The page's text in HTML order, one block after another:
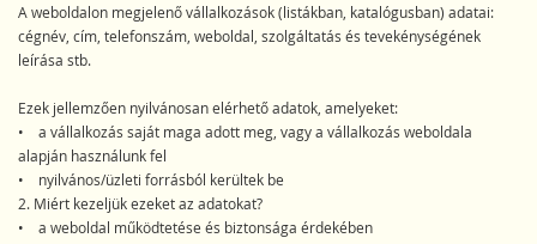
A weboldalon megjelenő vállalkozások (listákban, katalógusban) adatai:
cégnév, cím, telefonszám, weboldal, szolgáltatás és tevekénységének
leírása stb.
Ezek jellemzően nyilvánosan elérhető adatok, amelyeket:
• a vállalkozás saját maga adott meg, vagy a vállalkozás weboldala
alapján használunk fel
• nyilvános/üzleti forrásból kerültek be
2. Miért kezeljük ezeket az adatokat?
• a weboldal működtetése és biztonsága érdekében